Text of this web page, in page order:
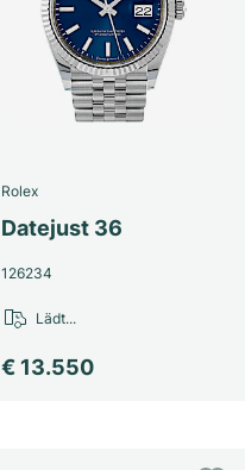
Rolex
Datejust 36
126234
€ 13.550
Lädt...